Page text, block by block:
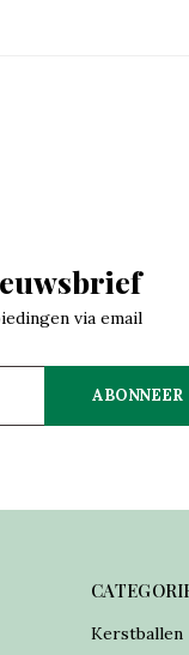
via email
ABONNEER
Kerstballen